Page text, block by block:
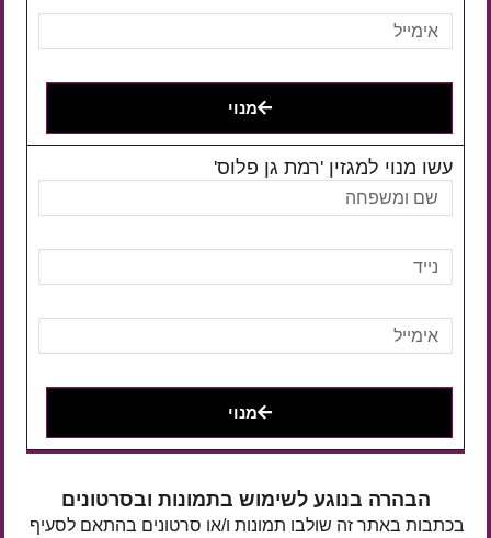
מנוי
עשו מנוי למגזין 'רמת גן פלוס'
מנוי
הבהרה בנוגע לשימוש בתמונות ובסרטונים
בכתבות באתר זה שולבו תמונות ו/או סרטונים בהתאם לסעיף